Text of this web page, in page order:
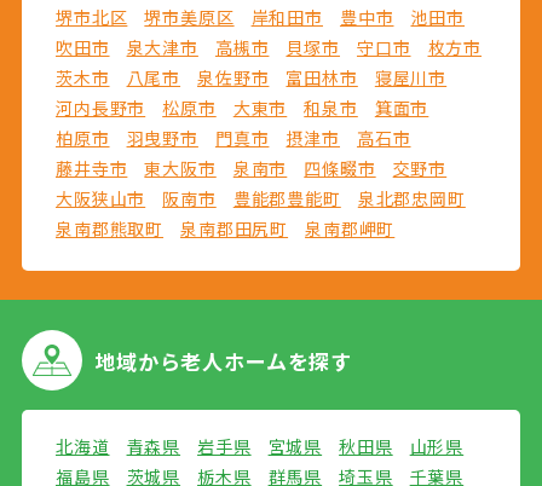
堺市北区
堺市美原区 岸和田市 豊中市
池田市
吹田市
泉大津市 高槻市 貝塚市 守口市
枚方市
茨木市
八尾市 泉佐野市 富田林市
寝屋川市
河内長野市
松原市 大東市 和泉市
箕面市
柏原市
羽曳野市 門真市 摂津市
高石市
藤井寺市
東大阪市 泉南市 四條畷市
交野市
大阪狭山市
阪南市 豊能郡豊能町
泉北郡忠岡町
泉南郡熊取町
泉南郡田尻町 泉南郡岬町
地域から老人ホームを探す
北海道 青森県 岩手県 宮城県 秋田県
山形県
福島県
茨城県 栃木県 群馬県 埼玉県
千葉県